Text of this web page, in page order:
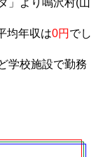
」より鳴沢村(山
均年収は0円 でし
学校施設で勤務